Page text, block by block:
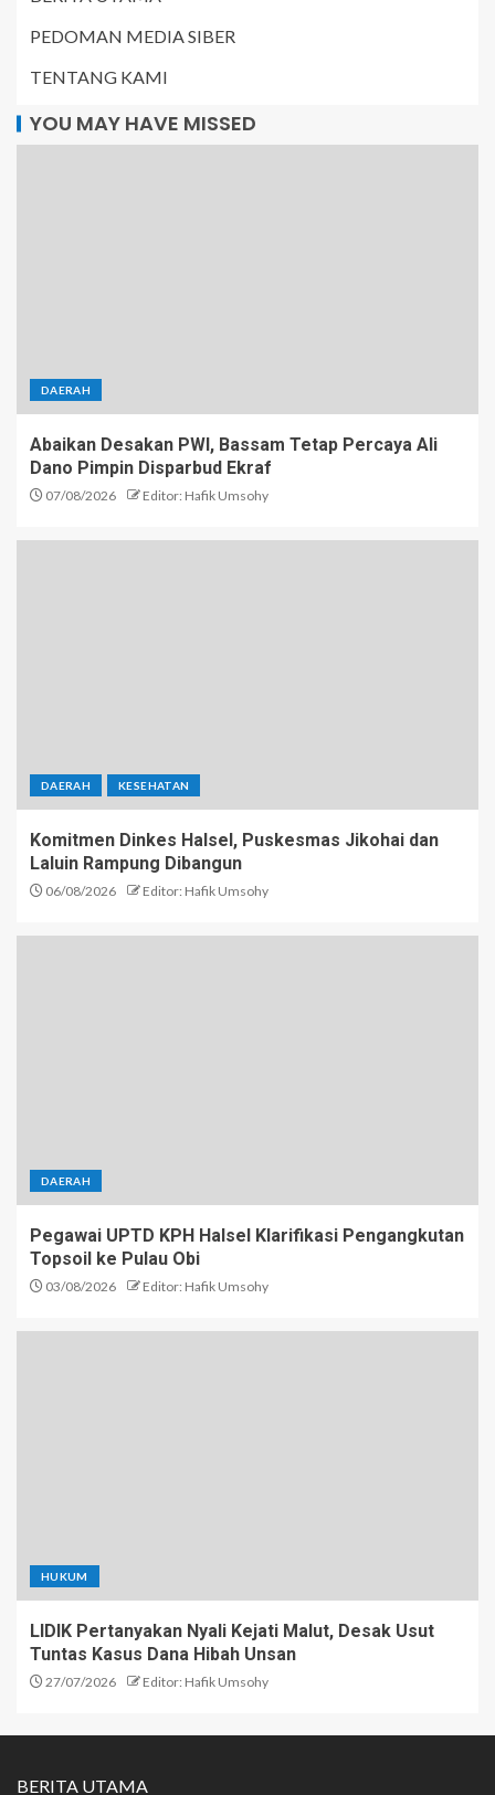
PEDOMAN MEDIA SIBER
TENTANG KAMI
YOU MAY HAVE MISSED
DAERAH
Abaikan Desakan PWI, Bassam Tetap Percaya Ali
Dano Pimpin Disparbud Ekraf
07/08/2026 Editor: Hafik Umsohy
DAERAH KESEHATAN
Komitmen Dinkes Halsel, Puskesmas Jikohai dan
Laluin Rampung Dibangun
06/08/2026 Editor: Hafik Umsohy
DAERAH
Pegawai UPTD KPH Halsel Klarifikasi Pengangkutan
Topsoil ke Pulau Obi
03/08/2026 Editor: Hafik Umsohy
HUKUM
LIDIK Pertanyakan Nyali Kejati Malut, Desak Usut
Tuntas Kasus Dana Hibah Unsan
27/07/2026 Editor: Hafik Umsohy
BERITA UTAMA